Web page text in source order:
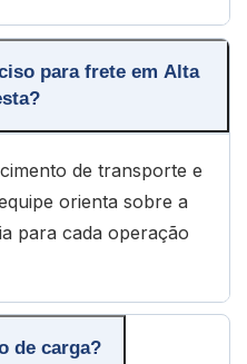
para frete em Alta
de transporte e
orienta sobre a
para cada operação
de carga?